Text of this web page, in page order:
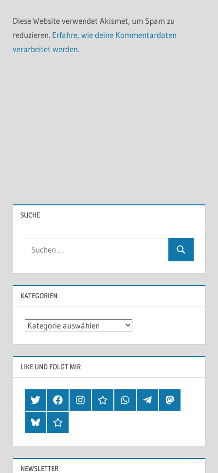
Diese Website verwendet Akismet, um Spam zu
reduzieren. Erfahre, wie deine Kommentardaten
verarbeitet werden.
SUCHE
KATEGORIEN
Kategorien
LIKE UND FOLGT MIR
TwitterFacebookInstagramHearthisWhatsappTelegramMastodon
BlueskyThreads
NEWSLETTER